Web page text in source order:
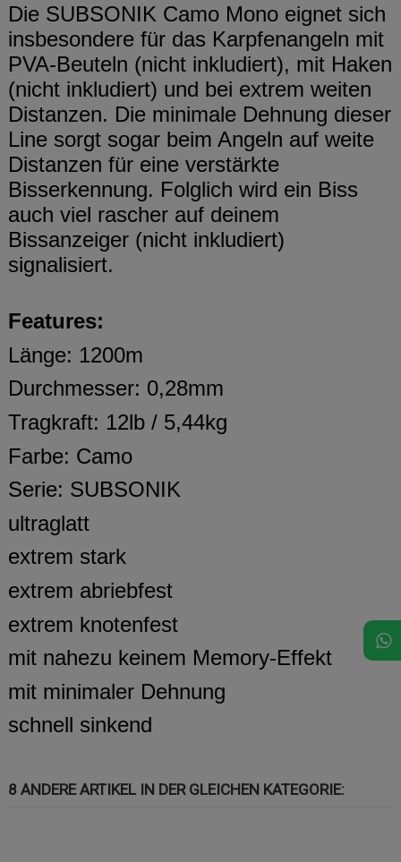
Die SUBSONIK Camo Mono eignet sich
insbesondere für das Karpfenangeln mit
PVA-Beuteln (nicht inkludiert), mit Haken
(nicht inkludiert) und bei extrem weiten
Distanzen. Die minimale Dehnung dieser
Line sorgt sogar beim Angeln auf weite
Distanzen für eine verstärkte
Bisserkennung. Folglich wird ein Biss
auch viel rascher auf deinem
Bissanzeiger (nicht inkludiert)
signalisiert.
Features:
Länge: 1200m
Durchmesser: 0,28mm
Tragkraft: 12lb / 5,44kg
Farbe: Camo
Serie: SUBSONIK
ultraglatt
extrem stark
extrem abriebfest
extrem knotenfest
mit nahezu keinem Memory-Effekt
mit minimaler Dehnung
schnell sinkend
8 ANDERE ARTIKEL IN DER GLEICHEN KATEGORIE: